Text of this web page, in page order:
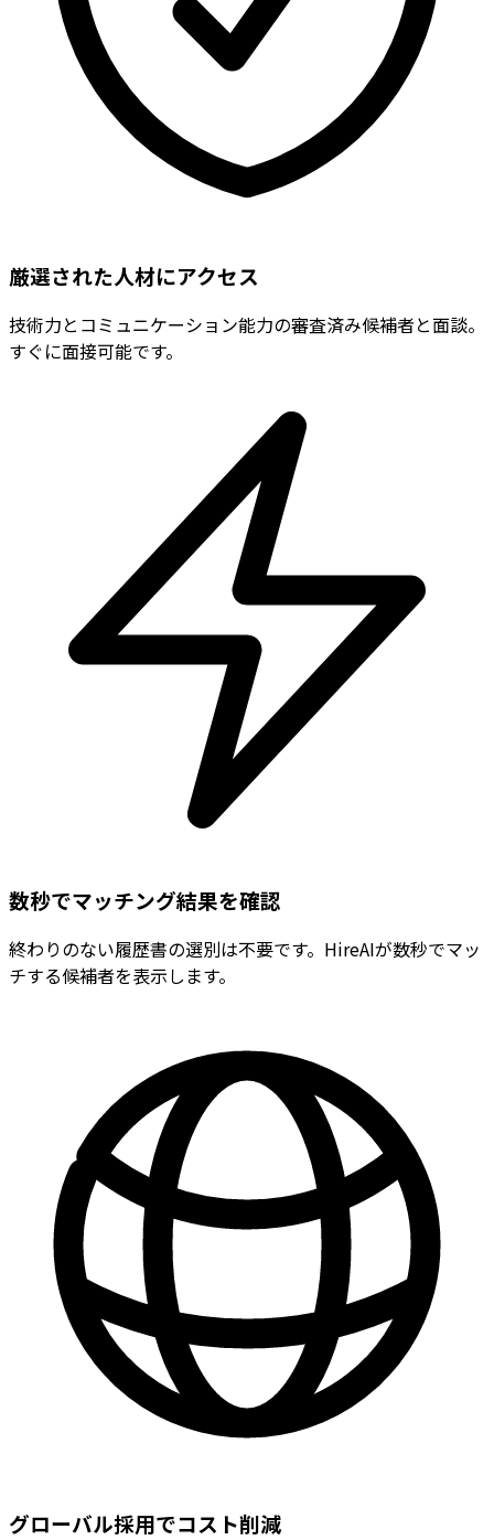
厳選された人材にアクセス
技術力とコミュニケーション能力の審査済み候補者と面談。
すぐに面接可能です。
数秒でマッチング結果を確認
終わりのない履歴書の選別は不要です。HireAIが数秒でマッ
チする候補者を表示します。
グローバル採用でコスト削減